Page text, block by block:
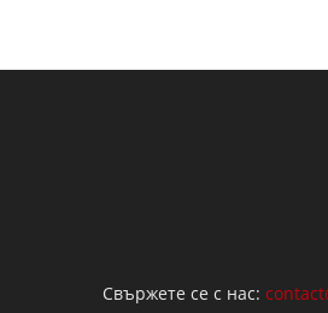
Свържете се с нас: